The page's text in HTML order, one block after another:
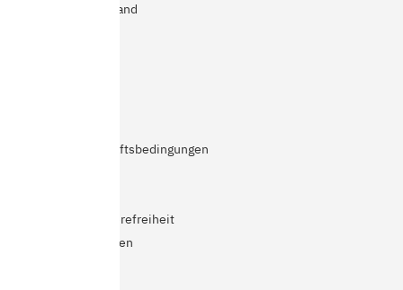
Zahlarten und Versand
Allgemeine Geschäftsbedingungen
Erklärung zur Barrierefreiheit
Cookie-Einstellungen